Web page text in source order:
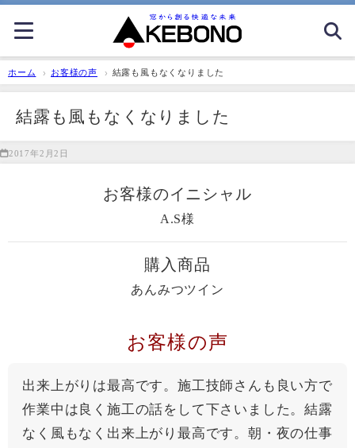
ホーム お客様の声 結露も風もなくなりました
結露も風もなくなりました
2017年2月2日
お客様のイニシャル
A.S様
購入商品
あんみつツイン
お客様の声
出来上がりは最高です。施工技師さんも良い方で
作業中は良く施工の話をして下さいました。結露
なく風もなく出来上がり最高です。朝・夜の仕事